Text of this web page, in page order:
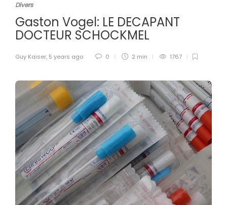
Divers
Gaston Vogel: LE DECAPANT
DOCTEUR SCHOCKMEL
Guy Kaiser, 5 years ago 0 2 min 1767